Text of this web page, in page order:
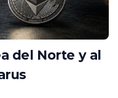
del Norte y al